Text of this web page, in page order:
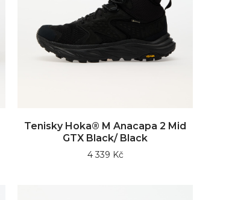
Tenisky Hoka® M Anacapa 2 Mid
GTX Black/ Black
4 339 Kč